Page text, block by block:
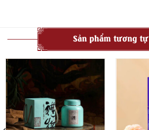
Sản phẩm tương tự